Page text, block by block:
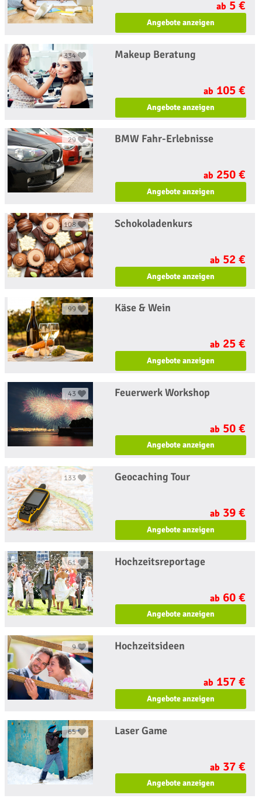
ab 5 €
Angebote anzeigen
334 Makeup Beratung
ab 105 €
Angebote anzeigen
29 BMW Fahr-Erlebnisse
ab 250 €
Angebote anzeigen
108 Schokoladenkurs
ab 52 €
Angebote anzeigen
99 Käse & Wein
ab 25 €
Angebote anzeigen
43 Feuerwerk Workshop
ab 50 €
Angebote anzeigen
133 Geocaching Tour
ab 39 €
Angebote anzeigen
61 Hochzeitsreportage
ab 60 €
Angebote anzeigen
9 Hochzeitsideen
ab 157 €
Angebote anzeigen
65 Laser Game
ab 37 €
Angebote anzeigen